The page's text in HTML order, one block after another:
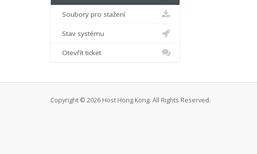
Soubory pro stažení
Stav systému
Otevřít ticket
Copyright © 2026 Host Hong Kong. All Rights Reserved.